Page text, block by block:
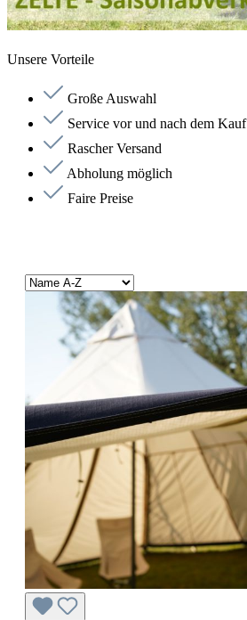
Unsere Vorteile
Große Auswahl
Service vor und nach dem Kauf
Rascher Versand
Abholung möglich
Faire Preise